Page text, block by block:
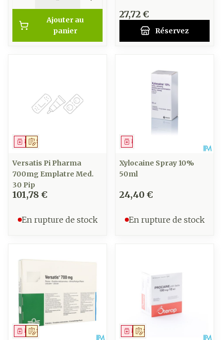
Ajouter au
panier
27,72 €
Réservez
Sur prescription
Médicament
Versatis Pi Pharma
700mg Emplatre Med.
30 Pip
101,78 €
En rupture de stock
Médicament
Xylocaine Spray 10%
50ml
24,40 €
En rupture de stock
Sur prescription
Médicament Sur prescription
Médicament